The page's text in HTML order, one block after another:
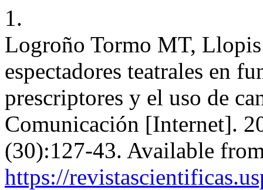
1.
Logroño Tormo MT,
espectadores teatrales en
prescriptores y el uso de
Comunicación [Internet].
(30):127-43. Available
https://